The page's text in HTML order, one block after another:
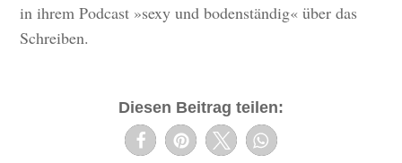
in ihrem Podcast »sexy und bodenständig« über das
Schreiben.
Diesen Beitrag teilen: